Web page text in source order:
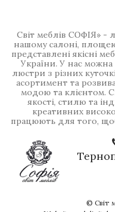
Світ меблів СОФІЯ» -
нашому салоні,
представлені якісні
України. У нас
люстри з різних
асортимент та
модою та клієнтом.
якості, стилю та
креативних
працюють для того,
© Світ